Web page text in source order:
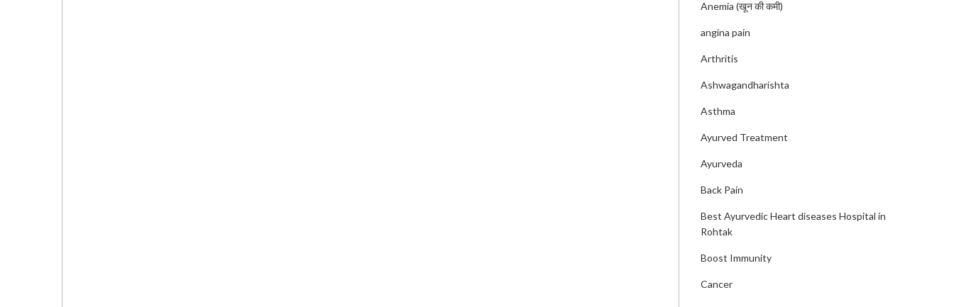
Anemia (खून की कमी)
angina pain
Arthritis
Ashwagandharishta
Asthma
Ayurved Treatment
Ayurveda
Back Pain
Best Ayurvedic Heart diseases Hospital in
Rohtak
Boost Immunity
Cancer